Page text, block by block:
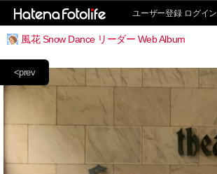
ユーザー登録 ログイン
風花 Snow Dance リーダー Web Album
<prev